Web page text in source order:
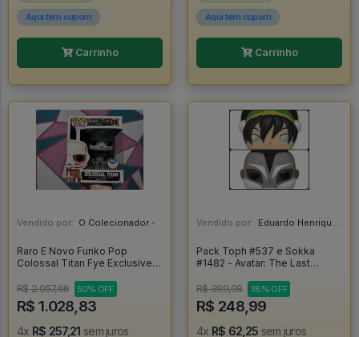
Aqui tem cupom
Carrinho
Aqui tem cupom
Carrinho
Vendido por: O Colecionador - SP
Raro E Novo Funko Pop
Colossal Titan Fye Exclusive -
R$ 2.057,66
50% OFF
R$ 1.028,83
4x R$ 257,21 sem juros
Vendido por: Eduardo Henrique - SP
Pack Toph #537 e Sokka
#1482 - Avatar: The Last
R$ 399,98
38% OFF
R$ 248,99
4x R$ 62,25 sem juros